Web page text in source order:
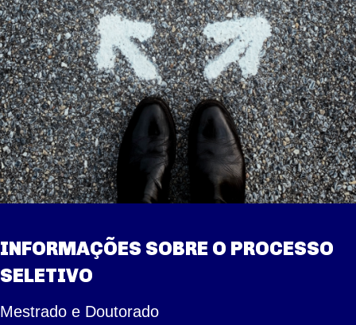
INFORMAÇÕES SOBRE O PROCESSO
SELETIVO
Mestrado e Doutorado